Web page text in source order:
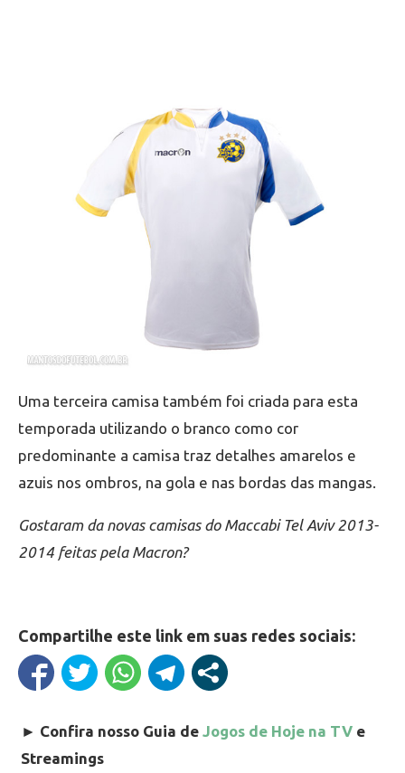
Uma terceira camisa também foi criada para esta
temporada utilizando o branco como cor
predominante a camisa traz detalhes amarelos e
azuis nos ombros, na gola e nas bordas das mangas.
Gostaram da novas camisas do Maccabi Tel Aviv 2013-
2014 feitas pela Macron?
Compartilhe este link em suas redes sociais:
► Confira nosso Guia de Jogos de Hoje na TV e
Streamings